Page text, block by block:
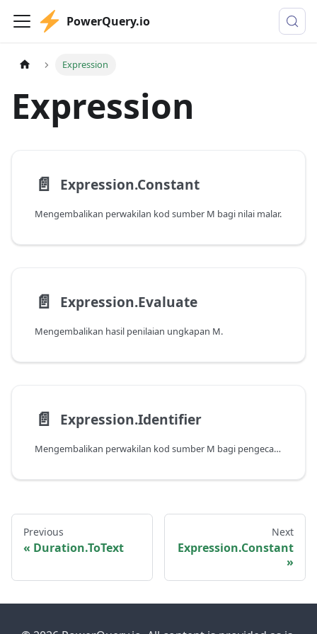
PowerQuery.io
Expression
Expression
📄️ Expression.Constant
Mengembalikan perwakilan kod sumber M bagi nilai malar.
📄️ Expression.Evaluate
Mengembalikan hasil penilaian ungkapan M.
📄️ Expression.Identifier
Mengembalikan perwakilan kod sumber M bagi pengecam.
Previous
Duration.ToText
Next
Expression.Constant